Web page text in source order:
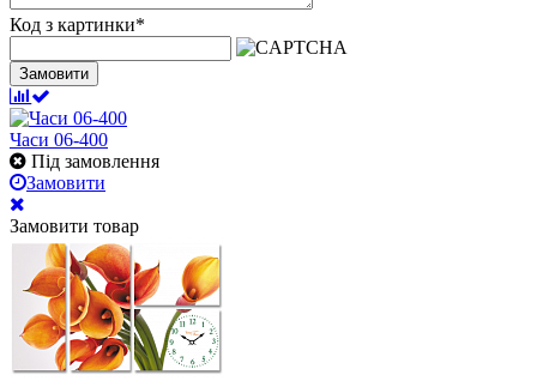
Код з картинки*
Замовити
Часи 06-400
Під замовлення
Замовити
Замовити товар